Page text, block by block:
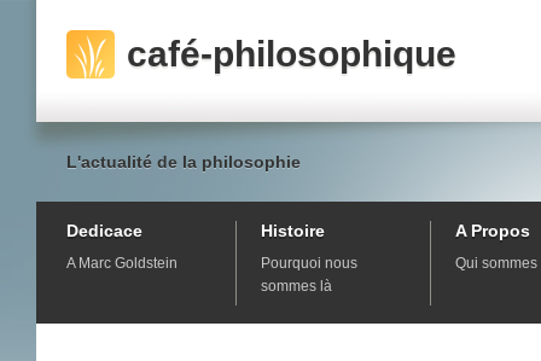
café-philosophique
L'actualité de la philosophie
Dedicace
A Marc Goldstein
Histoire
Pourquoi nous
sommes là
A Propos
Qui sommes